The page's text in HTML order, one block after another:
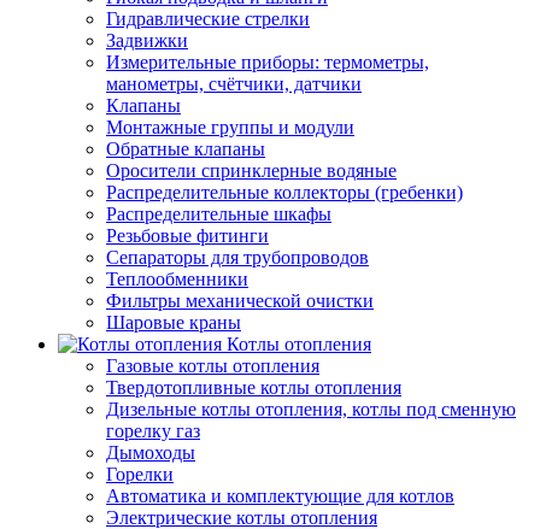
Гидравлические стрелки
Задвижки
Измерительные приборы: термометры,
манометры, счётчики, датчики
Клапаны
Монтажные группы и модули
Обратные клапаны
Оросители спринклерные водяные
Распределительные коллекторы (гребенки)
Распределительные шкафы
Резьбовые фитинги
Сепараторы для трубопроводов
Теплообменники
Фильтры механической очистки
Шаровые краны
Котлы отопления
Газовые котлы отопления
Твердотопливные котлы отопления
Дизельные котлы отопления, котлы под сменную
горелку газ
Дымоходы
Горелки
Автоматика и комплектующие для котлов
Электрические котлы отопления